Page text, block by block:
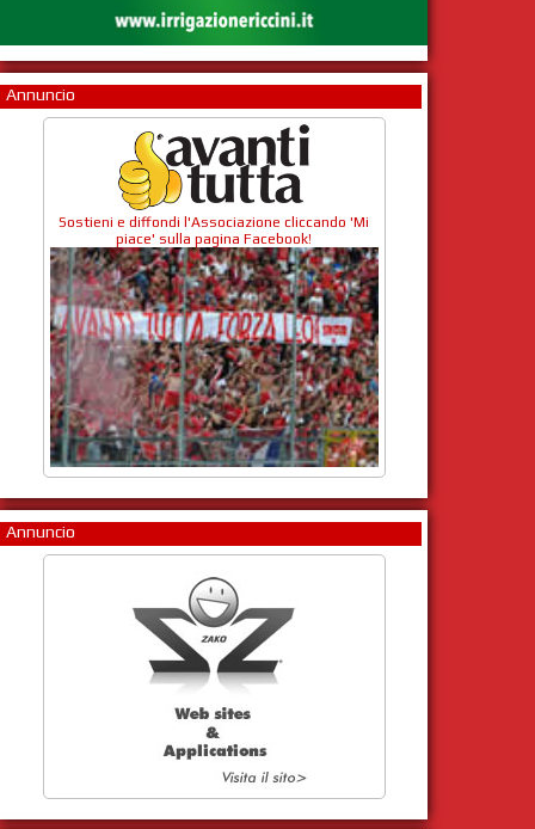
Annuncio
Sostieni e diffondi l'Associazione cliccando 'Mi
piace' sulla pagina Facebook!
Annuncio